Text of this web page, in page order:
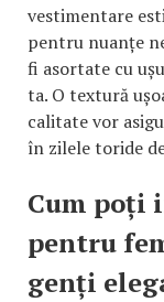
vestimentare
pentru nuanțe
fi asortate cu
ta. O textură
calitate vor
în zilele toride
Cum poți
pentru
genți